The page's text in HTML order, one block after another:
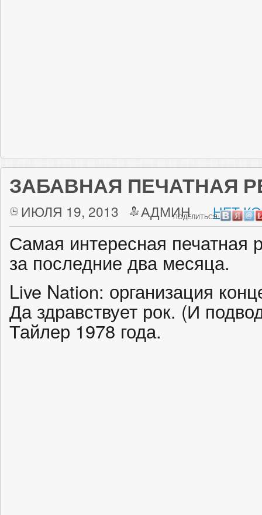
ЗАБАВНАЯ ПЕЧАТНАЯ
ИЮЛЯ 19, 2013 АДМИН НЕТ
ПОДЕЛИТЬСЯ:
Самая интересная печатная
за последние два месяца.
Live Nation: организация
Да здравствует рок. (И
Тайлер 1978 года.